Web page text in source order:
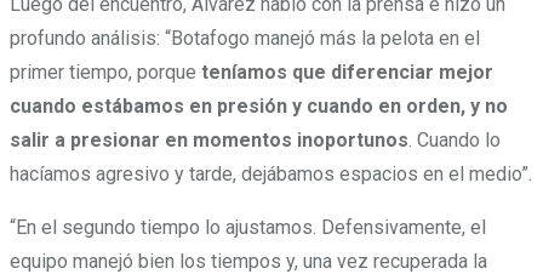
profundo análisis: “Botafogo manejó más la pelota en el
primer tiempo, porque teníamos que diferenciar mejor
cuando estábamos en presión y cuando en orden, y no
salir a presionar en momentos inoportunos . Cuando lo
hacíamos agresivo y tarde, dejábamos espacios en el medio”.
“En el segundo tiempo lo ajustamos. Defensivamente, el
equipo manejó bien los tiempos y, una vez recuperada la